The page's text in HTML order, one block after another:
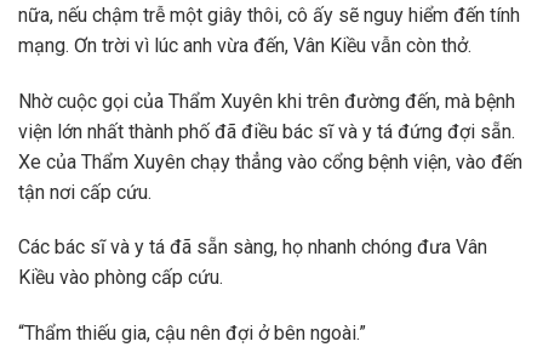
nữa, nếu chậm trễ một giây thôi, cô ấy sẽ nguy hiểm đến tính
mạng. Ơn trời vì lúc anh vừa đến, Vân Kiều vẫn còn thở.
Nhờ cuộc gọi của Thẩm Xuyên khi trên đường đến, mà bệnh
viện lớn nhất thành phố đã điều bác sĩ và y tá đứng đợi sẵn.
Xe của Thẩm Xuyên chạy thẳng vào cổng bệnh viện, vào đến
tận nơi cấp cứu.
Các bác sĩ và y tá đã sẵn sàng, họ nhanh chóng đưa Vân
Kiều vào phòng cấp cứu.
“Thẩm thiếu gia, cậu nên đợi ở bên ngoài.”